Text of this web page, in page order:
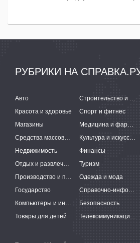
РУБРИКИ НА
Авто Строительство и ремонт
Красота и здоровье
Спорт и фитнес
Магазины
Медицина и фармацевтика
Средства массовой информации
Культура и искусство
Недвижимость
Финансы
Отдых и развлечения
Туризм
Производство и поставки
Одежда и мода
Государство
Справочно-информационные системы
Компьютеры и интернет
Безопасность
Товары для детей
Телекоммуникации и связь